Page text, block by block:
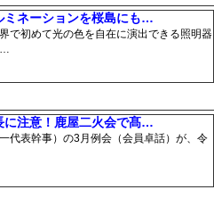
ミネーションを桜島にも…
で初めて光の色を自在に演出できる照明器
…
に注意！鹿屋二火会で髙…
代表幹事）の3月例会（会員卓話）が、令